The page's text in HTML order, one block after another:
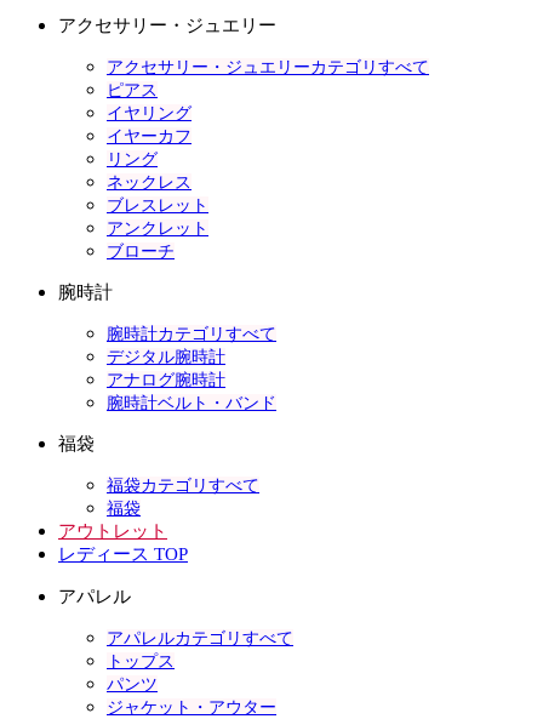
アクセサリー・ジュエリー
アクセサリー・ジュエリーカテゴリすべて
ピアス
イヤリング
イヤーカフ
リング
ネックレス
ブレスレット
アンクレット
ブローチ
腕時計
腕時計カテゴリすべて
デジタル腕時計
アナログ腕時計
腕時計ベルト・バンド
福袋
福袋カテゴリすべて
福袋
アウトレット
レディース TOP
アパレル
アパレルカテゴリすべて
トップス
パンツ
ジャケット・アウター